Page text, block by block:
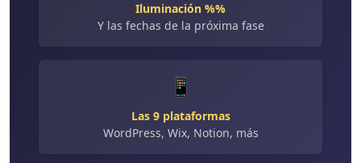
Iluminación %%
Y las fechas de la próxima fase
📱
Las 9 plataformas
WordPress, Wix, Notion, más